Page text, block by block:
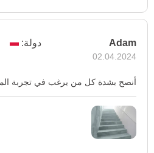
Adam
02.04.2024
دولة:
أنصح بشدة كل من يرغب في تجربة